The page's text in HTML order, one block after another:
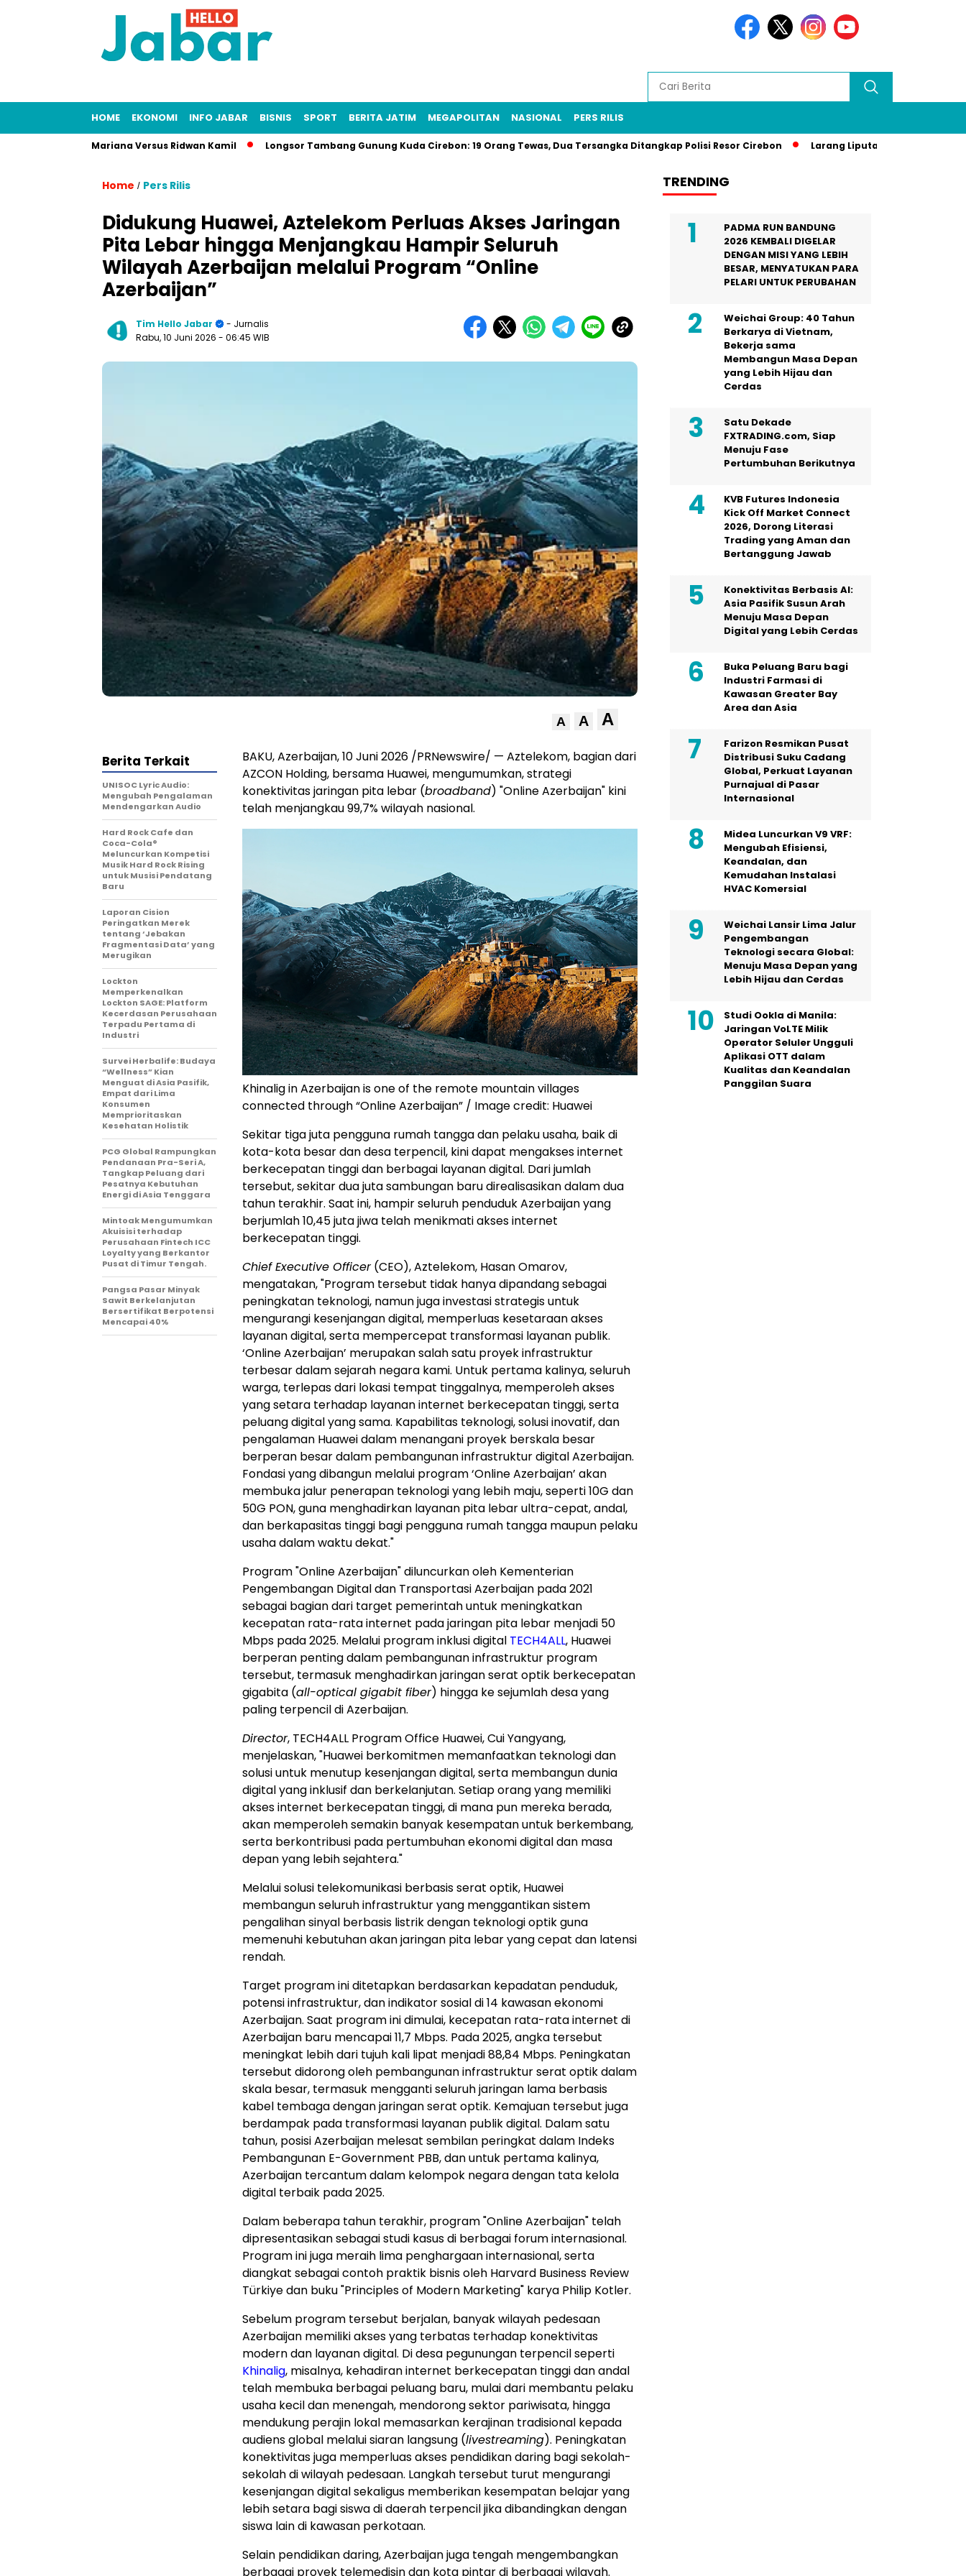
HOME EKONOMI INFO JABAR BISNIS SPORT BERITA JATIM MEGAPOLITAN NASIONAL PERS RILIS
Lisa Mariana Versus Ridwan Kamil Longsor Tambang Gunung Kuda Cirebon: 19 Orang Tewas, Dua Tersangka Ditangkap Polisi Resor Cirebon Larang Liputan Media Lokal di Gala
Home / Pers Rilis
Didukung Huawei, Aztelekom Perluas Akses Jaringan
Pita Lebar hingga Menjangkau Hampir Seluruh
Wilayah Azerbaijan melalui Program “Online
Azerbaijan”
Tim Hello Jabar
- Jurnalis
Rabu, 10 Juni 2026 - 06:45 WIB
A A A
BAKU, Azerbaijan,10 Juni 2026 /PRNewswire/ — Aztelekom, bagian dari
AZCON Holding, bersama Huawei, mengumumkan, strategi
konektivitas jaringan pita lebar (broadband) "Online Azerbaijan" kini
telah menjangkau 99,7% wilayah nasional.
Khinalig in Azerbaijan is one of the remote mountain villages
connected through “Online Azerbaijan” / Image credit: Huawei
Sekitar tiga juta pengguna rumah tangga dan pelaku usaha, baik di
kota-kota besar dan desa terpencil, kini dapat mengakses internet
berkecepatan tinggi dan berbagai layanan digital. Dari jumlah
tersebut, sekitar dua juta sambungan baru direalisasikan dalam dua
tahun terakhir. Saat ini, hampir seluruh penduduk Azerbaijan yang
berjumlah 10,45 juta jiwa telah menikmati akses internet
berkecepatan tinggi.
Chief Executive Officer(CEO), Aztelekom, Hasan Omarov,
mengatakan, "Program tersebut tidak hanya dipandang sebagai
peningkatan teknologi, namun juga investasi strategis untuk
mengurangi kesenjangan digital, memperluas kesetaraan akses
layanan digital, serta mempercepat transformasi layanan publik.
‘Online Azerbaijan’ merupakan salah satu proyek infrastruktur
terbesar dalam sejarah negara kami. Untuk pertama kalinya, seluruh
warga, terlepas dari lokasi tempat tinggalnya, memperoleh akses
yang setara terhadap layanan internet berkecepatan tinggi, serta
peluang digital yang sama. Kapabilitas teknologi, solusi inovatif, dan
pengalaman Huawei dalam menangani proyek berskala besar
berperan besar dalam pembangunan infrastruktur digital Azerbaijan.
Fondasi yang dibangun melalui program ‘Online Azerbaijan’ akan
membuka jalur penerapan teknologi yang lebih maju, seperti 10G dan
50G PON, guna menghadirkan layanan pita lebar ultra-cepat, andal,
dan berkapasitas tinggi bagi pengguna rumah tangga maupun pelaku
usaha dalam waktu dekat."
Program "Online Azerbaijan" diluncurkan oleh Kementerian
Pengembangan Digital dan Transportasi Azerbaijan pada 2021
sebagai bagian dari target pemerintah untuk meningkatkan
kecepatan rata-rata internet pada jaringan pita lebar menjadi 50
Mbps pada 2025. Melalui program inklusi digital TECH4ALL, Huawei
berperan penting dalam pembangunan infrastruktur program
tersebut, termasuk menghadirkan jaringan serat optik berkecepatan
gigabita (all-optical gigabit fiber) hingga ke sejumlah desa yang
paling terpencil di Azerbaijan.
Director, TECH4ALL Program Office Huawei, Cui Yangyang,
menjelaskan, "Huawei berkomitmen memanfaatkan teknologi dan
solusi untuk menutup kesenjangan digital, serta membangun dunia
digital yang inklusif dan berkelanjutan. Setiap orang yang memiliki
akses internet berkecepatan tinggi, di mana pun mereka berada,
akan memperoleh semakin banyak kesempatan untuk berkembang,
serta berkontribusi pada pertumbuhan ekonomi digital dan masa
depan yang lebih sejahtera."
Melalui solusi telekomunikasi berbasis serat optik, Huawei
membangun seluruh infrastruktur yang menggantikan sistem
pengalihan sinyal berbasis listrik dengan teknologi optik guna
memenuhi kebutuhan akan jaringan pita lebar yang cepat dan latensi
rendah.
Target program ini ditetapkan berdasarkan kepadatan penduduk,
potensi infrastruktur, dan indikator sosial di 14 kawasan ekonomi
Azerbaijan. Saat program ini dimulai, kecepatan rata-rata internet di
Azerbaijan baru mencapai 11,7 Mbps. Pada 2025, angka tersebut
meningkat lebih dari tujuh kali lipat menjadi 88,84 Mbps. Peningkatan
tersebut didorong oleh pembangunan infrastruktur serat optik dalam
skala besar, termasuk mengganti seluruh jaringan lama berbasis
kabel tembaga dengan jaringan serat optik. Kemajuan tersebut juga
berdampak pada transformasi layanan publik digital. Dalam satu
tahun, posisi Azerbaijan melesat sembilan peringkat dalam Indeks
Pembangunan E-Government PBB, dan untuk pertama kalinya,
Azerbaijan tercantum dalam kelompok negara dengan tata kelola
digital terbaik pada 2025.
Dalam beberapa tahun terakhir, program "Online Azerbaijan" telah
dipresentasikan sebagai studi kasus di berbagai forum internasional.
Program ini juga meraih lima penghargaan internasional, serta
diangkat sebagai contoh praktik bisnis oleh Harvard Business Review
Türkiye dan buku "Principles of Modern Marketing" karya Philip Kotler.
Sebelum program tersebut berjalan, banyak wilayah pedesaan
Azerbaijan memiliki akses yang terbatas terhadap konektivitas
modern dan layanan digital. Di desa pegunungan terpencil seperti
Khinalig, misalnya, kehadiran internet berkecepatan tinggi dan andal
telah membuka berbagai peluang baru, mulai dari membantu pelaku
usaha kecil dan menengah, mendorong sektor pariwisata, hingga
mendukung perajin lokal memasarkan kerajinan tradisional kepada
audiens global melalui siaran langsung (livestreaming). Peningkatan
konektivitas juga memperluas akses pendidikan daring bagi sekolah-
sekolah di wilayah pedesaan. Langkah tersebut turut mengurangi
kesenjangan digital sekaligus memberikan kesempatan belajar yang
lebih setara bagi siswa di daerah terpencil jika dibandingkan dengan
siswa lain di kawasan perkotaan.
Selain pendidikan daring, Azerbaijan juga tengah mengembangkan
berbagai proyek telemedisin dan kota pintar di berbagai wilayah.
Berita Terkait
UNISOC Lyric Audio:
Mengubah Pengalaman
Mendengarkan Audio
Hard Rock Cafe dan
Coca-Cola®
Meluncurkan Kompetisi
Musik Hard Rock Rising
untuk Musisi Pendatang
Baru
Laporan Cision
Peringatkan Merek
tentang ‘Jebakan
Fragmentasi Data’ yang
Merugikan
Lockton
Memperkenalkan
Lockton SAGE: Platform
Kecerdasan Perusahaan
Terpadu Pertama di
Industri
Survei Herbalife: Budaya
“Wellness” Kian
Menguat di Asia Pasifik,
Empat dari Lima
Konsumen
Memprioritaskan
Kesehatan Holistik
PCG Global Rampungkan
Pendanaan Pra-Seri A,
Tangkap Peluang dari
Pesatnya Kebutuhan
Energi di Asia Tenggara
Mintoak Mengumumkan
Akuisisi terhadap
Perusahaan Fintech ICC
Loyalty yang Berkantor
Pusat di Timur Tengah.
Pangsa Pasar Minyak
Sawit Berkelanjutan
Bersertifikat Berpotensi
Mencapai 40%
TRENDING
PADMA RUN BANDUNG
2026 KEMBALI DIGELAR
DENGAN MISI YANG LEBIH
BESAR, MENYATUKAN PARA
PELARI UNTUK PERUBAHAN
Weichai Group: 40 Tahun
Berkarya di Vietnam,
Bekerja sama
Membangun Masa Depan
yang Lebih Hijau dan
Cerdas
Satu Dekade
FXTRADING.com, Siap
Menuju Fase
Pertumbuhan Berikutnya
KVB Futures Indonesia
Kick Off Market Connect
2026, Dorong Literasi
Trading yang Aman dan
Bertanggung Jawab
Konektivitas Berbasis AI:
Asia Pasifik Susun Arah
Menuju Masa Depan
Digital yang Lebih Cerdas
Buka Peluang Baru bagi
Industri Farmasi di
Kawasan Greater Bay
Area dan Asia
Farizon Resmikan Pusat
Distribusi Suku Cadang
Global, Perkuat Layanan
Purnajual di Pasar
Internasional
Midea Luncurkan V9 VRF:
Mengubah Efisiensi,
Keandalan, dan
Kemudahan Instalasi
HVAC Komersial
Weichai Lansir Lima Jalur
Pengembangan
Teknologi secara Global:
Menuju Masa Depan yang
Lebih Hijau dan Cerdas
Studi Ookla di Manila:
Jaringan VoLTE Milik
Operator Seluler Ungguli
Aplikasi OTT dalam
Kualitas dan Keandalan
Panggilan Suara